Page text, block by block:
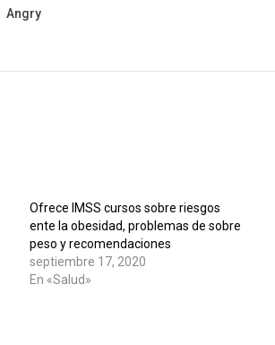
Angry
Ofrece IMSS cursos sobre riesgos
ente la obesidad, problemas de sobre
peso y recomendaciones
septiembre 17, 2020
En «Salud»